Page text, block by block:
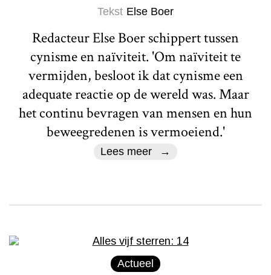
Tekst Else Boer
Redacteur Else Boer schippert tussen
cynisme en naïviteit. 'Om naïviteit te
vermijden, besloot ik dat cynisme een
adequate reactie op de wereld was. Maar
het continu bevragen van mensen en hun
beweegredenen is vermoeiend.'
Lees meer
Actueel